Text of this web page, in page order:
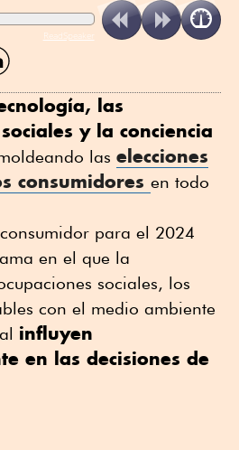
ReadSpeaker
las
y la conciencia
las elecciones
consumidores en todo
para el 2024
en el que la
sociales, los
con el medio ambiente
influyen
en las decisiones de